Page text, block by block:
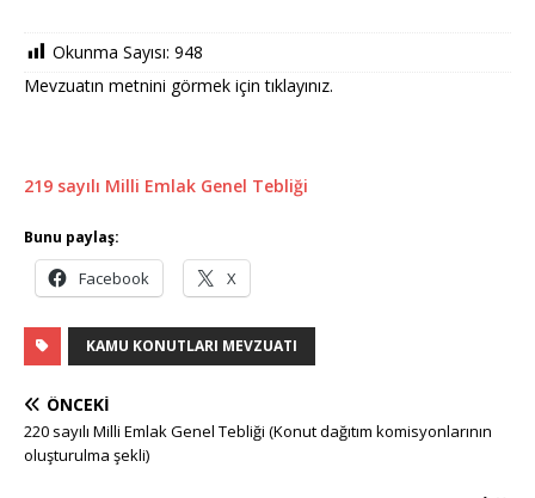
Okunma Sayısı: 948
Mevzuatın metnini görmek için tıklayınız.
219 sayılı Milli Emlak Genel Tebliği
Bunu paylaş:
Facebook X
KAMU KONUTLARI MEVZUATI
ÖNCEKI
220 sayılı Milli Emlak Genel Tebliği (Konut dağıtım komisyonlarının
oluşturulma şekli)